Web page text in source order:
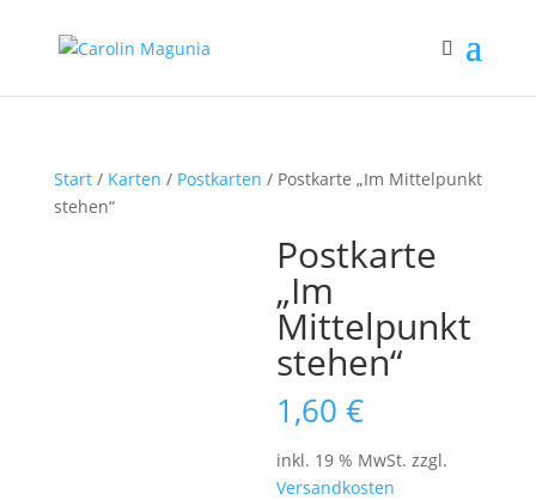
Start/ Karten / Postkarten / Postkarte „Im Mittelpunkt
stehen“
Postkarte
„Im
Mittelpunkt
stehen“
1,60€
inkl. 19 % MwSt. zzgl.
Versandkosten